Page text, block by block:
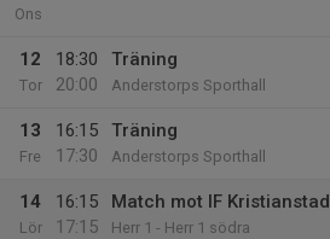
Ons
12
Tor
18:30
20:00
Träning
Anderstorps Sporthall
13
Fre
16:15
17:30
Träning
Anderstorps Sporthall
14
Lör
16:15
17:15
Match mot IF Kristianstad
Herr 1 - Herr 1 södra